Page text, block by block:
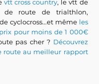
vtt cross country, le vtt de
route de trialthlon,
cyclocross...et même les
pour moins de 1 000€
pas cher ? Découvrez
route au meilleur rapport